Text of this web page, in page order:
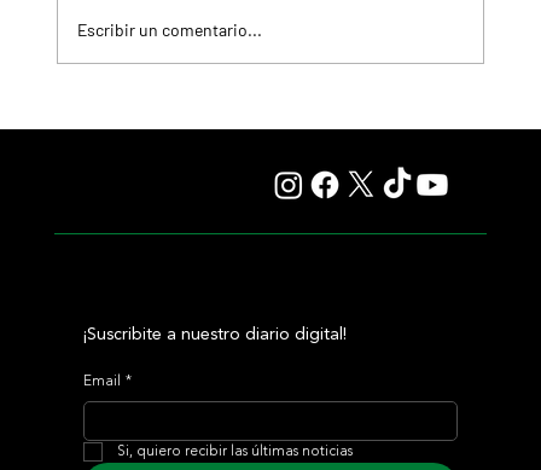
Escribir un comentario...
¡Suscribite a nuestro diario digital!
Email *
Si, quiero recibir las últimas noticias